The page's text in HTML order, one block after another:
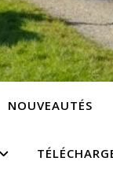
NOUVEAUTÉS